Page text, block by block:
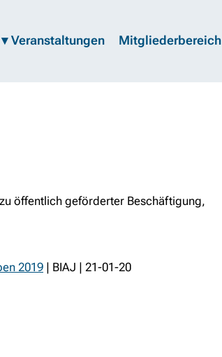
Veranstaltungen Mitgliederbereich
öffentlich geförderter Beschäftigung,
2019 | BIAJ | 21-01-20